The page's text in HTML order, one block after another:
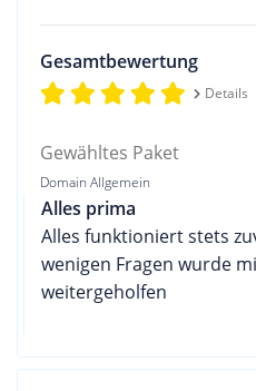
Gesamtbewertung
Details
Gewähltes Paket
Domain Allgemein
Alles prima
Alles funktioniert stets
wenigen Fragen wurde
weitergeholfen